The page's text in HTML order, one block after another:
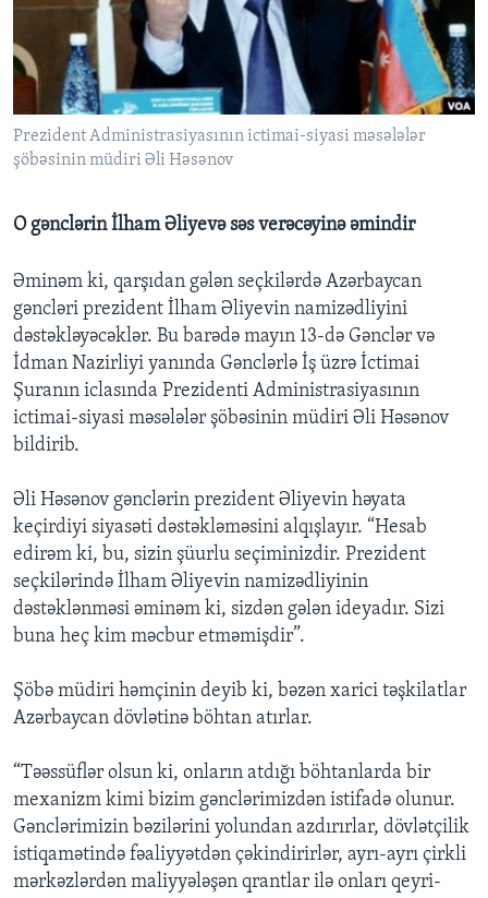
BIZI IZLƏYIN
Dillər
Prezident Administrasiyasının ictimai-siyasi məsələlər
şöbəsinin müdiri Əli Həsənov
O gənclərin İlham Əliyevə səs verəcəyinə əmindir
Əminəm ki, qarşıdan gələn seçkilərdə Azərbaycan
gəncləri prezident İlham Əliyevin namizədliyini
dəstəkləyəcəklər. Bu barədə mayın 13-də Gənclər və
İdman Nazirliyi yanında Gənclərlə İş üzrə İctimai
Şuranın iclasında Prezidenti Administrasiyasının
ictimai-siyasi məsələlər şöbəsinin müdiri Əli Həsənov
bildirib.
Əli Həsənov gənclərin prezident Əliyevin həyata
keçirdiyi siyasəti dəstəkləməsini alqışlayır. “Hesab
edirəm ki, bu, sizin şüurlu seçiminizdir. Prezident
seçkilərində İlham Əliyevin namizədliyinin
dəstəklənməsi əminəm ki, sizdən gələn ideyadır. Sizi
buna heç kim məcbur etməmişdir”.
Şöbə müdiri həmçinin deyib ki, bəzən xarici təşkilatlar
Azərbaycan dövlətinə böhtan atırlar.
“Təəssüflər olsun ki, onların atdığı böhtanlarda bir
mexanizm kimi bizim gənclərimizdən istifadə olunur.
Gənclərimizin bəzilərini yolundan azdırırlar, dövlətçilik
istiqamətində fəaliyyətdən çəkindirirlər, ayrı-ayrı çirkli
mərkəzlərdən maliyyələşən qrantlar ilə onları qeyri-